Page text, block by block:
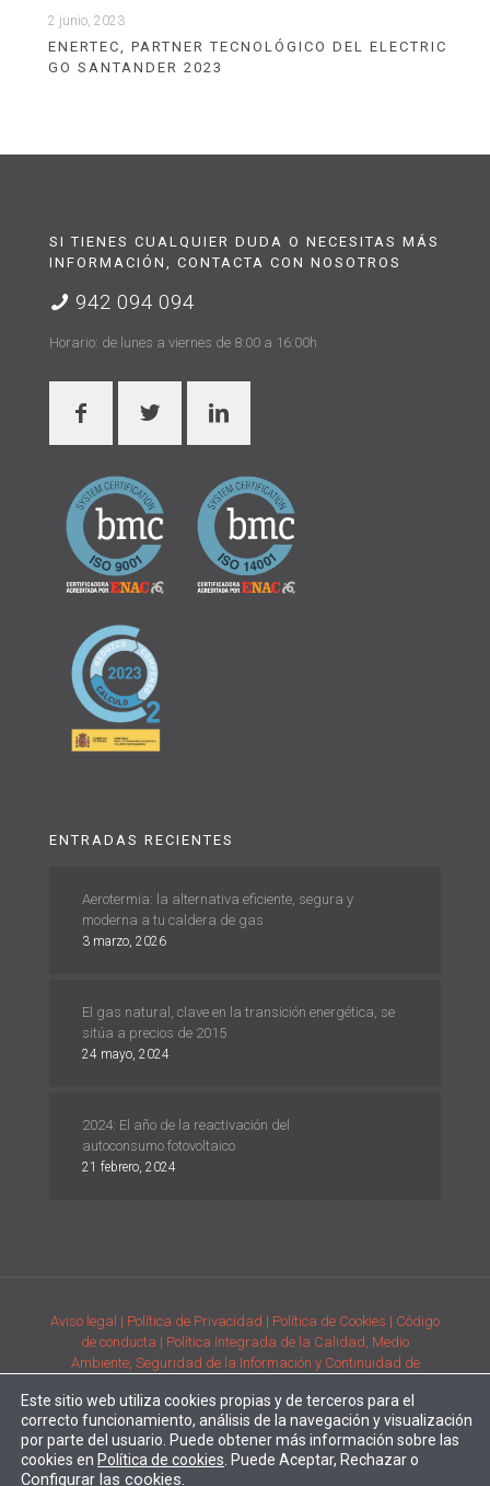
2 junio, 2023
ENERTEC, PARTNER TECNOLÓGICO DEL ELECTRIC
GO SANTANDER 2023
SI TIENES CUALQUIER DUDA O NECESITAS MÁS
INFORMACIÓN, CONTACTA CON NOSOTROS
942 094 094
Horario: de lunes a viernes de 8:00 a 16:00h
ENTRADAS RECIENTES
Aerotermia: la alternativa eficiente, segura y
moderna a tu caldera de gas
3 marzo, 2026
El gas natural, clave en la transición energética, se
sitúa a precios de 2015
24 mayo, 2024
2024: El año de la reactivación del
autoconsumo fotovoltaico
21 febrero, 2024
Aviso legal | Política de Privacidad | Política de Cookies | Código
de conducta | Política Integrada de la Calidad, Medio
Ambiente, Seguridad de la Información y Continuidad de
de productos| Comunicación de requisitos ambientales y de
prestación del servicio
Desarrollado porAlpe Creativa| Enertec forma parte delGrupo
Este sitio web utiliza cookies propias y de terceros para el
correcto funcionamiento, análisis de la navegación y visualización
por parte del usuario. Puede obtener más información sobre las
cookies en Política de cookies . Puede Aceptar, Rechazar o
Configurar las cookies.